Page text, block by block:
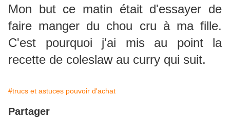
Mon but ce matin était d'essayer de
faire manger du chou cru à ma fille.
C'est pourquoi j'ai mis au point la
recette de coleslaw au curry qui suit.
#trucs et astuces pouvoir d'achat
Partager